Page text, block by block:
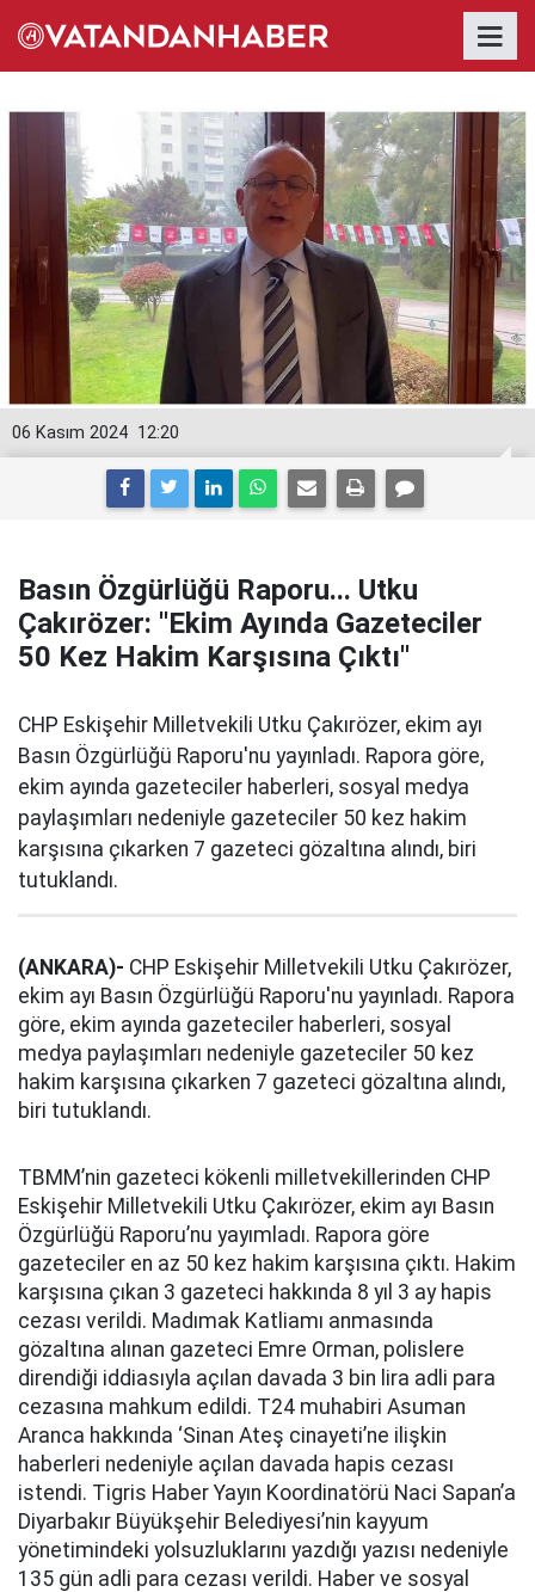
12:20
06 Kasım 2024
Basın Özgürlüğü Raporu... Utku
Çakırözer: ''Ekim Ayında Gazeteciler
50 Kez Hakim Karşısına Çıktı''
CHP Eskişehir Milletvekili Utku Çakırözer, ekim ayı
Basın Özgürlüğü Raporu'nu yayınladı. Rapora göre,
ekim ayında gazeteciler haberleri, sosyal medya
paylaşımları nedeniyle gazeteciler 50 kez hakim
karşısına çıkarken 7 gazeteci gözaltına alındı, biri
tutuklandı.
(ANKARA)- CHP Eskişehir Milletvekili Utku Çakırözer,
ekim ayı Basın Özgürlüğü Raporu'nu yayınladı. Rapora
göre, ekim ayında gazeteciler haberleri, sosyal
medya paylaşımları nedeniyle gazeteciler 50 kez
hakim karşısına çıkarken 7 gazeteci gözaltına alındı,
biri tutuklandı.
TBMM’nin gazeteci kökenli milletvekillerinden CHP
Eskişehir Milletvekili Utku Çakırözer, ekim ayı Basın
Özgürlüğü Raporu’nu yayımladı. Rapora göre
gazeteciler en az 50 kez hakim karşısına çıktı. Hakim
karşısına çıkan 3 gazeteci hakkında 8 yıl 3 ay hapis
cezası verildi. Madımak Katliamı anmasında
gözaltına alınan gazeteci Emre Orman, polislere
direndiği iddiasıyla açılan davada 3 bin lira adli para
cezasına mahkum edildi. T24 muhabiri Asuman
Aranca hakkında ‘Sinan Ateş cinayeti’ne ilişkin
haberleri nedeniyle açılan davada hapis cezası
istendi. Tigris Haber Yayın Koordinatörü Naci Sapan’a
Diyarbakır Büyükşehir Belediyesi’nin kayyum
yönetimindeki yolsuzluklarını yazdığı yazısı nedeniyle
135 gün adli para cezası verildi. Haber ve sosyal